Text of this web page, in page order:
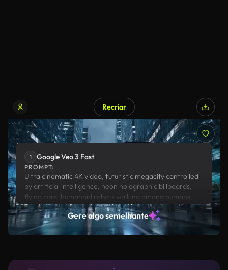
Recriar
Google Veo 3 Fast
1 Google Veo 3 Fast
PROMPT:
Ultra cinematic 4K video, futuristic megacity controlled
by artificial intelligence, neon holographic billboards,
flying cars, humanoid robots walking among humans,
glass skyscrapers with glowing circuits, smooth camera
tracking shot through the city streets, cinematic depth
of field, aesthetic cyberpunk style, dramatic
atmospheric lighting, reflections on wet asphalt,
Gere algo semelhante